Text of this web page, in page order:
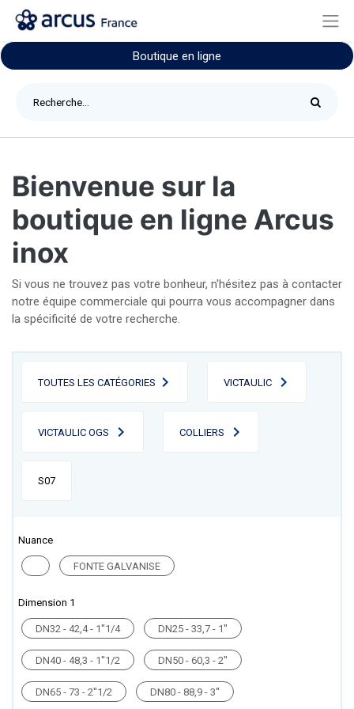
Boutique en ligne
Bienvenue sur la
boutique en ligne Arcus
inox
Si vous ne trouvez pas votre bonheur, n'hésitez pas à contacter
notre équipe commerciale qui pourra vous accompagner dans
la spécificité de votre recherche.
TOUTES LES CATÉGORIES VICTAULIC
VICTAULIC OGS COLLIERS
S07
Nuance
FONTE GALVANISE
Dimension 1
DN32 - 42,4 - 1''1/4 DN25 - 33,7 - 1''
DN40 - 48,3 - 1''1/2 DN50 - 60,3 - 2''
DN65 - 73 - 2''1/2 DN80 - 88,9 - 3''